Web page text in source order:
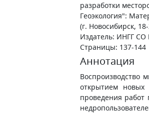
разработки
Геоэкология":
(г. Новосибирск,
Издатель: ИНГГ СО
Страницы: 137-144
Аннотация
Воспроизводство
открытием новых
проведения работ